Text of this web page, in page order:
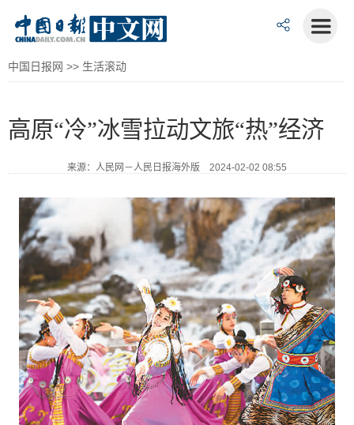
中国日报网 >> 生活滚动
高原“冷”冰雪拉动文旅“热”经济
来源：人民网－人民日报海外版 2024-02-02 08:55